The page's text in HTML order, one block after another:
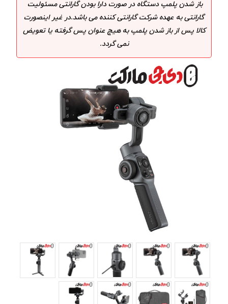
باز شدن پلمپ دستگاه در صورت دارا بودن گارانتی مسئولیت
گارانتی به عهده شرکت گارانتی کننده می باشد.در غیر اینصورت
کالا پس از باز شدن پلمپ به هیچ عنوان پس گرفته یا تعویض
نمی گردد.